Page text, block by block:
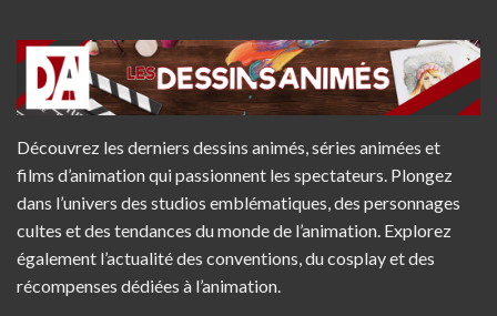
Découvrez les derniers dessins animés, séries animées et
films d’animation qui passionnent les spectateurs. Plongez
dans l’univers des studios emblématiques, des personnages
cultes et des tendances du monde de l’animation. Explorez
également l’actualité des conventions, du cosplay et des
récompenses dédiées à l’animation.